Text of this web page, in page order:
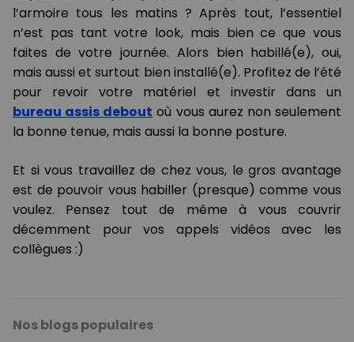
l’armoire tous les matins ? Après tout, l’essentiel
n’est pas tant votre look, mais bien ce que vous
faites de votre journée. Alors bien habillé(e), oui,
mais aussi et surtout bien installé(e). Profitez de l’été
pour revoir votre matériel et investir dans un
bureau assis debout où vous aurez non seulement
la bonne tenue, mais aussi la bonne posture.
Et si vous travaillez de chez vous, le gros avantage
est de pouvoir vous habiller (presque) comme vous
voulez. Pensez tout de même à vous couvrir
décemment pour vos appels vidéos avec les
collègues :)
Nos blogs populaires